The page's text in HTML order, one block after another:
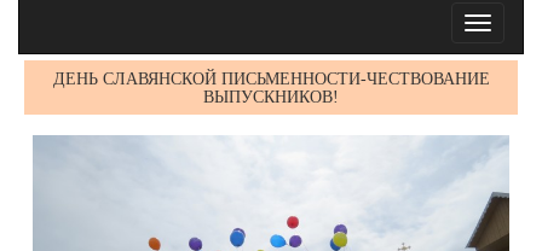
Toggle
ДЕНЬ СЛАВЯНСКОЙ ПИСЬМЕННОСТИ-ЧЕСТВОВАНИЕ
ВЫПУСКНИКОВ!